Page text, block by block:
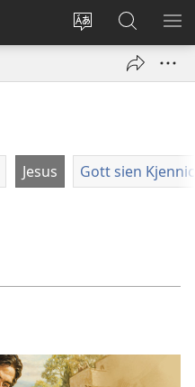
Sproak
Aunmalden
(opens
En
JW.ORG
sieekjen
Jesus Gott sien